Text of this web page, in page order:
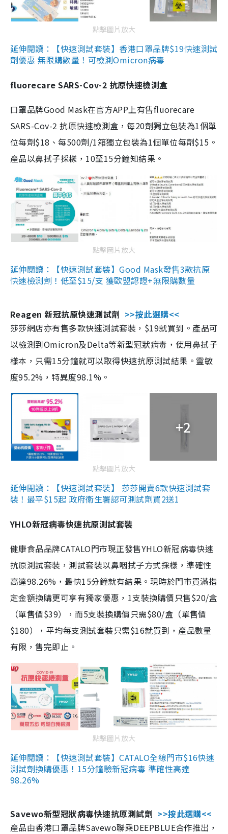
點擊圖片放大
延伸閱讀：【快速測試套裝】香港口罩品牌$19快速測試
劑優惠 無限購數量！可檢測Omicron病毒
fluorecare SARS-Cov-2 抗原快速檢測盒
口罩品牌Good Mask在官方APP上有售fluorecare
SARS-Cov-2 抗原快速檢測盒，每20劑獨立包裝為1個單
位每劑$18、每500劑/1箱獨立包裝為1個單位每劑$15。
產品以鼻拭子採樣，10至15分鐘知結果。
點擊圖片放大
延伸閱讀：【快速測試套裝】Good Mask發售3款抗原
快速檢測劑！低至$15/支 獲歐盟認證+無限購數量
Reagen 新冠抗原快速測試劑 >>按此選購<<
莎莎網店亦有售多款快速測試套裝，$19就買到。產品可
以檢測到Omicron及Delta等新型冠狀病毒，使用鼻拭子
樣本，只需15分鐘就可以取得快速抗原測試結果。靈敏
度95.2%，特異度98.1%。
+2
點擊圖片放大
延伸閱讀：【快速測試套裝】 莎莎開賣6款快速測試套
裝！最平$15起 政府衛生署認可測試劑買2送1
YHLO新冠病毒快速抗原測試套裝
健康食品品牌CATALO門市現正發售YHLO新冠病毒快速
抗原測試套裝，測試套裝以鼻咽拭子方式採樣，準確性
高達98.26%，最快15分鐘就有結果。現時於門市買滿指
定金額換購更可享有獨家優惠，1支裝換購價只售$20/盒
（單售價$39），而5支裝換購價只需$80/盒（單售價
$180），平均每支測試套裝只需$16就買到，產品數量
有限，售完即止。
點擊圖片放大
延伸閱讀：【快速測試套裝】CATALO全線門市$16快速
測試劑換購優惠！15分鐘驗新冠病毒 準確性高達
98.26%
Savewo新型冠狀病毒快速抗原測試劑 >>按此選購<<
產品由香港口罩品牌Savewo聯乘DEEPBLUE合作推出，